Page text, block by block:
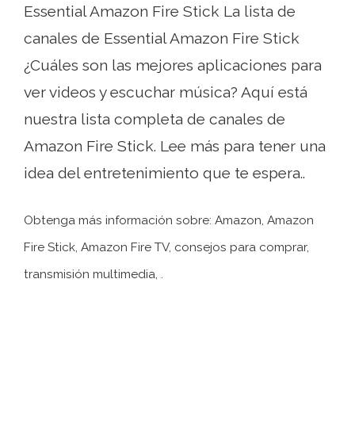
Essential Amazon Fire Stick La lista de
canales de Essential Amazon Fire Stick
¿Cuáles son las mejores aplicaciones para
ver videos y escuchar música? Aquí está
nuestra lista completa de canales de
Amazon Fire Stick. Lee más para tener una
idea del entretenimiento que te espera..
Obtenga más información sobre: ​​Amazon, Amazon
Fire Stick, Amazon Fire TV, consejos para comprar,
transmisión multimedia, .